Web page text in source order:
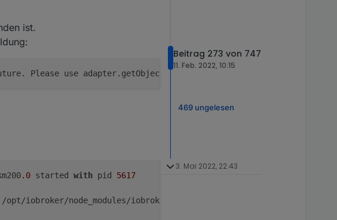
ist.
Please use adapter.getObjectList/Async. Report
.0 started with pid 5617
/opt/iobroker/node_modules/iobroker.
Beitrag 273 von 747
11. Feb. 2022, 10:15
469 ungelesen
3. Mai 2022, 22:43